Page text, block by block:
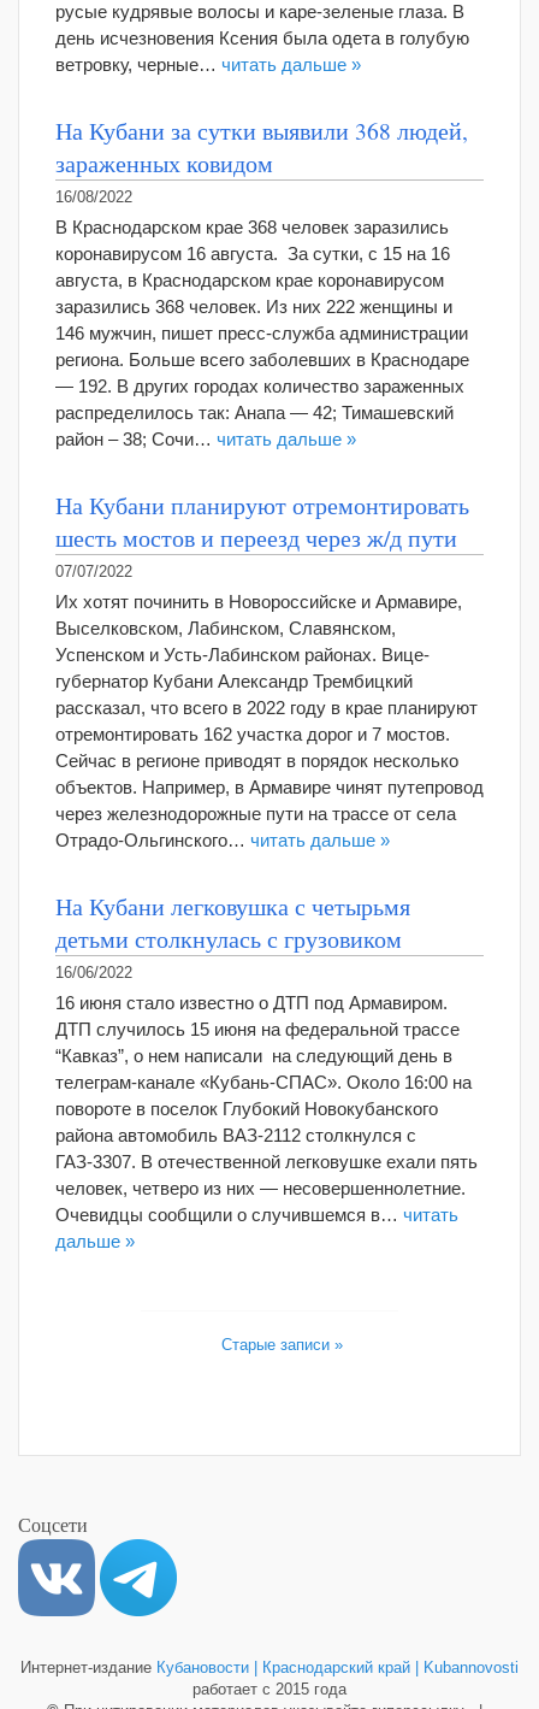
русые кудрявые волосы и каре-зеленые глаза. В
день исчезновения Ксения была одета в голубую
ветровку, черные… читать дальше »
На Кубани за сутки выявили 368 людей,
зараженных ковидом
16/08/2022
В Краснодарском крае 368 человек заразились
коронавирусом 16 августа. За сутки, с 15 на 16
августа, в Краснодарском крае коронавирусом
заразились 368 человек. Из них 222 женщины и
146 мужчин, пишет пресс-служба администрации
региона. Больше всего заболевших в Краснодаре
— 192. В других городах количество зараженных
распределилось так: Анапа — 42; Тимашевский
район – 38; Сочи… читать дальше »
На Кубани планируют отремонтировать
шесть мостов и переезд через ж/д пути
07/07/2022
Их хотят починить в Новороссийске и Армавире,
Выселковском, Лабинском, Славянском,
Успенском и Усть-Лабинском районах. Вице-
губернатор Кубани Александр Трембицкий
рассказал, что всего в 2022 году в крае планируют
отремонтировать 162 участка дорог и 7 мостов.
Сейчас в регионе приводят в порядок несколько
объектов. Например, в Армавире чинят путепровод
через железнодорожные пути на трассе от села
Отрадо-Ольгинского… читать дальше »
На Кубани легковушка с четырьмя
детьми столкнулась с грузовиком
16/06/2022
16 июня стало известно о ДТП под Армавиром.
ДТП случилось 15 июня на федеральной трассе
“Кавказ”, о нем написали на следующий день в
телеграм-канале «Кубань-СПАС». Около 16:00 на
повороте в поселок Глубокий Новокубанского
района автомобиль ВАЗ-2112 столкнулся с
ГАЗ-3307. В отечественной легковушке ехали пять
человек, четверо из них — несовершеннолетние.
Очевидцы сообщили о случившемся в… читать
дальше »
Старые записи »
Соцсети
Интернет-издание Кубановости | Краснодарский край | Kubannovosti
работает с 2015 года